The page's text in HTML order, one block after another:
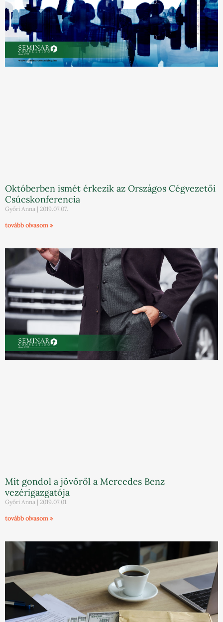
Októberben ismét érkezik az Országos Cégvezetői
Csúcskonferencia
Győri Anna 2019.07.07.
tovább olvasom »
Mit gondol a jövőről a Mercedes Benz
vezérigazgatója
Győri Anna 2019.07.01.
tovább olvasom »